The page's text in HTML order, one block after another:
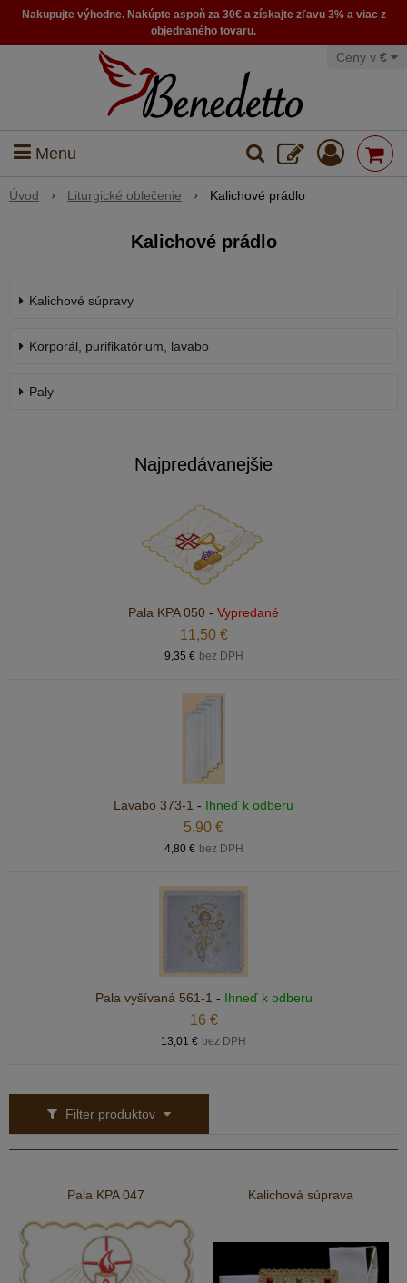
Nakupujte výhodne. Nakúpte aspoň za 30€ a získajte zľavu 3% a viac z
objednaného tovaru.
Menu
Ceny v €
Úvod Liturgické oblečenie Kalichové prádlo
Kalichové prádlo
Kalichové súpravy
Korporál, purifikatórium, lavabo
Paly
Najpredávanejšie
Pala KPA 050 - Vypredané
11,50 €
9,35 € bez DPH
Lavabo 373-1 - Ihneď k odberu
5,90 €
4,80 € bez DPH
Pala vyšívaná 561-1 - Ihneď k odberu
16 €
13,01 € bez DPH
Filter produktov
Pala KPA 047 Kalichová súprava